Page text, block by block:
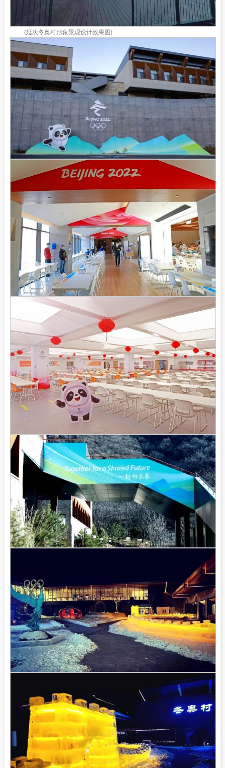
(延庆冬奥村形象景观设计效果图)